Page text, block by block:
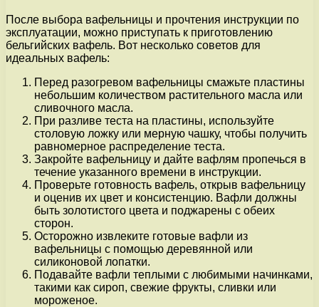
После выбора вафельницы и прочтения инструкции по
эксплуатации, можно приступать к приготовлению
бельгийских вафель. Вот несколько советов для
идеальных вафель:
Перед разогревом вафельницы смажьте пластины
небольшим количеством растительного масла или
сливочного масла.
При разливе теста на пластины, используйте
столовую ложку или мерную чашку, чтобы получить
равномерное распределение теста.
Закройте вафельницу и дайте вафлям пропечься в
течение указанного времени в инструкции.
Проверьте готовность вафель, открыв вафельницу
и оценив их цвет и консистенцию. Вафли должны
быть золотистого цвета и поджарены с обеих
сторон.
Осторожно извлеките готовые вафли из
вафельницы с помощью деревянной или
силиконовой лопатки.
Подавайте вафли теплыми с любимыми начинками,
такими как сироп, свежие фрукты, сливки или
мороженое.